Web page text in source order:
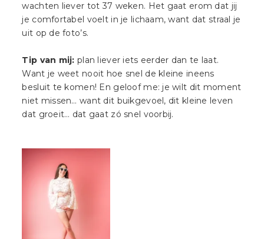
wachten liever tot 37 weken. Het gaat erom dat jij
je comfortabel voelt in je lichaam, want dat straal je
uit op de foto’s.
Tip van mij: plan liever iets eerder dan te laat.
Want je weet nooit hoe snel de kleine ineens
besluit te komen! En geloof me: je wilt dit moment
niet missen… want dit buikgevoel, dit kleine leven
dat groeit… dat gaat zó snel voorbij.